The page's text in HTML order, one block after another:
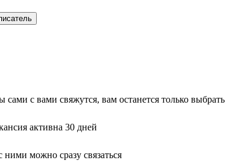
с вами свяжутся, вам останется только выбрать
активна 30 дней
можно сразу связаться